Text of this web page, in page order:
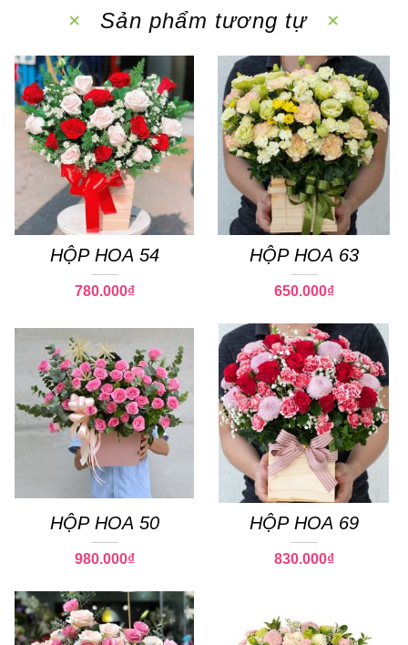
Sản phẩm tương tự
HỘP HOA 54
780.000₫
HỘP HOA 63
650.000₫
HỘP HOA 50
980.000₫
HỘP HOA 69
830.000₫